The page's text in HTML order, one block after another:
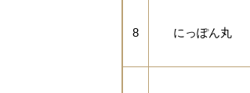
8 にっぽん丸